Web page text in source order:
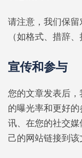
请注意，我们保
（如格式、措辞、
宣传和参与
您的文章发表后
的曝光率和更好
讯、在您的社交
己的网站链接到该